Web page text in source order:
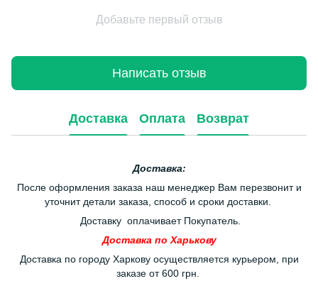
Добавьте первый отзыв
Написать отзыв
Доставка Оплата Возврат
Доставка:
После оформления заказа наш менеджер Вам перезвонит и
уточнит детали заказа, способ и сроки доставки.
Доставку оплачивает Покупатель.
Доставка по Харькову
Доставка по городу Харкову осуществляется курьером, при
заказе от 600 грн.